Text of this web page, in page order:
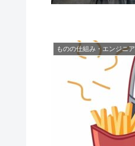
ものの仕組み・エンジニア